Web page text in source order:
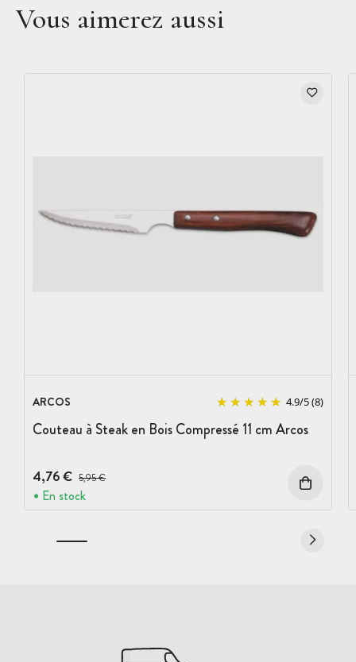
Vous aimerez aussi
ARCOS 4.9/5(8)
Couteau à Steak en Bois Compressé 11 cm Arcos
4,76 € Prix avant réduction :
5,95 €
En stock